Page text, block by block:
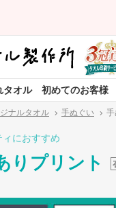
タオル 初めてのお客様
ナルタオル 手ぬぐい 手
におすすめ
りプリント